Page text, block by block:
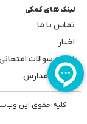
لینک های کمکی
تماس با ما
اخبار
نمونه سوالات
بهترین مدارس
کلیه حقوق این